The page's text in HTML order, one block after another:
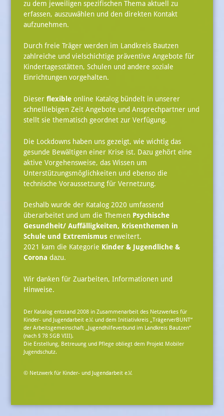
zu dem jeweiligen spezifischen Thema aktuell zu
erfassen, auszuwählen und den direkten Kontakt
aufzunehmen.
Durch freie Träger werden im Landkreis Bautzen
zahlreiche und vielschichtige präventive Angebote für
Kindertagesstätten, Schulen und andere soziale
Einrichtungen vorgehalten.
Dieser flexibleonline Katalog bündelt in unserer
schnelllebigen Zeit Angebote und Ansprechpartner und
stellt sie thematisch geordnet zur Verfügung.
Die Lockdowns haben uns gezeigt, wie wichtig das
gesunde Bewältigen einer Krise ist. Dazu gehört eine
aktive Vorgehensweise, das Wissen um
Unterstützungsmöglichkeiten und ebenso die
technische Voraussetzung für Vernetzung.
Deshalb wurde der Katalog 2020 umfassend
überarbeitet und um die Themen Psychische
Gesundheit/ Auffälligkeiten, Krisenthemen in
Schuleund Extremismus erweitert.
2021 kam die Kategorie Kinder & Jugendliche &
Corona dazu.
Wir danken für Zuarbeiten, Informationen und
Hinweise.
Der Katalog entstand 2008 in Zusammenarbeit des Netzwerkes für
Kinder- und Jugendarbeit e.V. und dem Initiativkreis „TrägerverBUNT“
der Arbeitsgemeinschaft „Jugendhilfeverbund im Landkreis Bautzen“
(nach § 78 SGB VIII).
Die Erstellung, Betreuung und Pflege obliegt dem Projekt Mobiler
Jugendschutz.
© Netzwerk für Kinder- und Jugendarbeit e.V.